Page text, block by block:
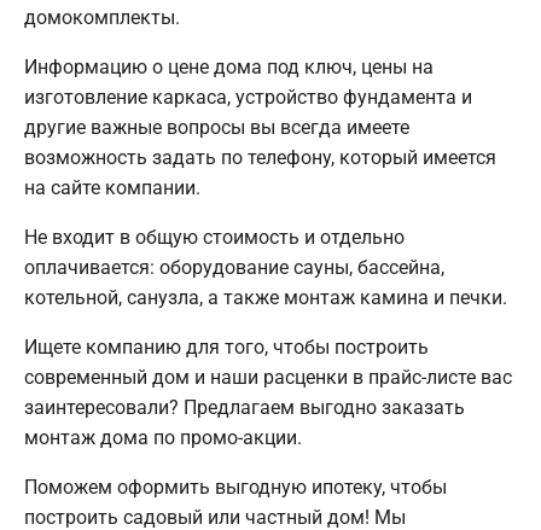
домокомплекты.
Информацию о цене дома под ключ, цены на
изготовление каркаса, устройство фундамента и
другие важные вопросы вы всегда имеете
возможность задать по телефону, который имеется
на сайте компании.
Не входит в общую стоимость и отдельно
оплачивается: оборудование сауны, бассейна,
котельной, санузла, а также монтаж камина и печки.
Ищете компанию для того, чтобы построить
современный дом и наши расценки в прайс-листе вас
заинтересовали? Предлагаем выгодно заказать
монтаж дома по промо-акции.
Поможем оформить выгодную ипотеку, чтобы
построить садовый или частный дом! Мы